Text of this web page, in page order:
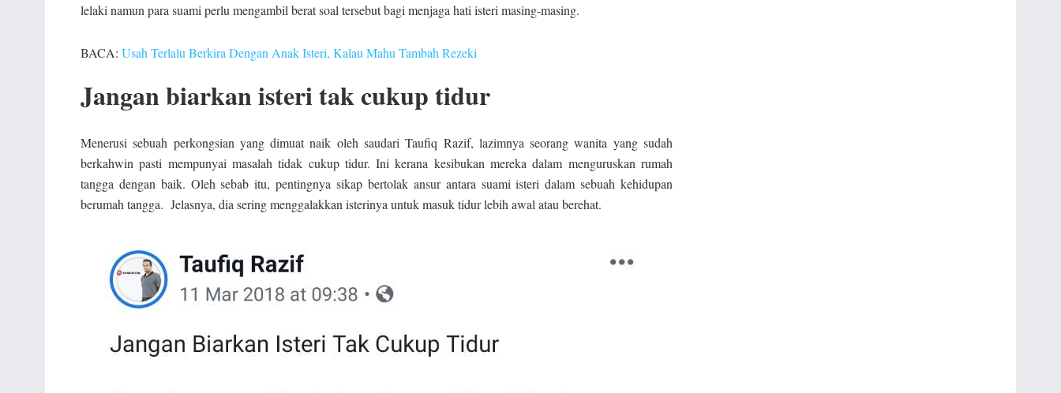
lelaki namun para suami perlu mengambil berat soal tersebut bagi menjaga hati isteri masing-masing.
BACA: Usah Terlalu Berkira Dengan Anak Isteri, Kalau Mahu Tambah Rezeki
Jangan biarkan isteri tak cukup tidur
Menerusi sebuah perkongsian yang dimuat naik oleh saudari Taufiq Razif, lazimnya seorang wanita yang sudah
berkahwin pasti mempunyai masalah tidak cukup tidur. Ini kerana kesibukan mereka dalam menguruskan rumah
tangga dengan baik. Oleh sebab itu, pentingnya sikap bertolak ansur antara suami isteri dalam sebuah kehidupan
berumah tangga. Jelasnya, dia sering menggalakkan isterinya untuk masuk tidur lebih awal atau berehat.